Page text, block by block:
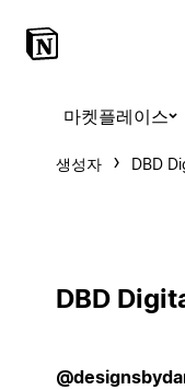
마켓플레이스
생성자 DBD
DBD